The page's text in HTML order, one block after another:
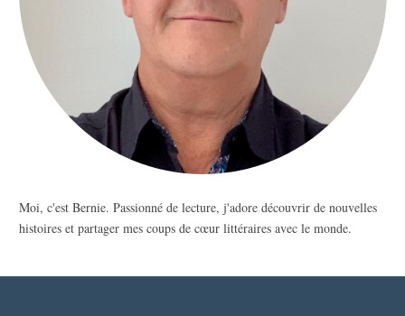
Moi, c'est Bernie. Passionné de lecture, j'adore découvrir de nouvelles
histoires et partager mes coups de cœur littéraires avec le monde.